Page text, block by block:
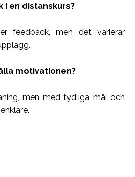
i en distanskurs?
feedback, men det varierar
motivationen?
men med tydliga mål och